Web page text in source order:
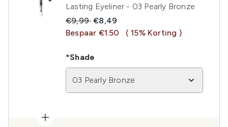
Lasting Eyeliner - 03 Pearly Bronze
Recommended Retail Price:
€9,99Huidige prijs:
€8,49
Bespaar €1.50
( 15% Korting )
*Shade
03 Pearly Bronze